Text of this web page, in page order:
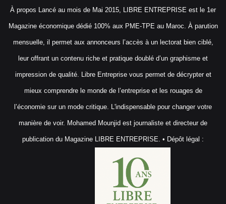
À propos Lancé au mois de Mai 2015, LIBRE ENTREPRISE est le 1er
Magazine économique dédié 100% aux PME-TPE au Maroc. À parution
mensuelle, il permet aux annonceurs l’accès à un lectorat bien ciblé,
leur offrant un contenu riche et pratique doublé d’un graphisme et
impression de qualité. Libre Entreprise vous permet de décrypter et
mieux comprendre le monde de l’entreprise et les rouages de
l’économie sur un mode critique. L'indispensable pour changer votre
manière de voir. Mohamed Mounjid est journaliste et directeur de
publication du Magazine LIBRE ENTREPRISE. • Dépôt légal :